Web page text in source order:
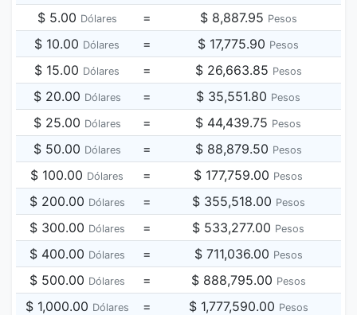
$ 5.00 Dólares = $ 8,887.95 Pesos
$ 10.00 Dólares = $ 17,775.90 Pesos
$ 15.00 Dólares = $ 26,663.85 Pesos
$ 20.00 Dólares = $ 35,551.80 Pesos
$ 25.00 Dólares = $ 44,439.75 Pesos
$ 50.00 Dólares = $ 88,879.50 Pesos
$ 100.00 Dólares = $ 177,759.00 Pesos
$ 200.00 Dólares = $ 355,518.00 Pesos
$ 300.00 Dólares = $ 533,277.00 Pesos
$ 400.00 Dólares = $ 711,036.00 Pesos
$ 500.00 Dólares = $ 888,795.00 Pesos
$ 1,000.00 Dólares = $ 1,777,590.00 Pesos